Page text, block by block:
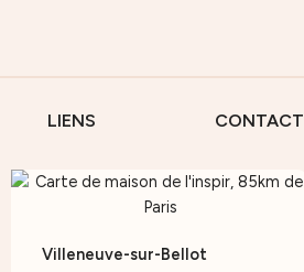
LIENS CONTACT
Villeneuve-sur-Bellot